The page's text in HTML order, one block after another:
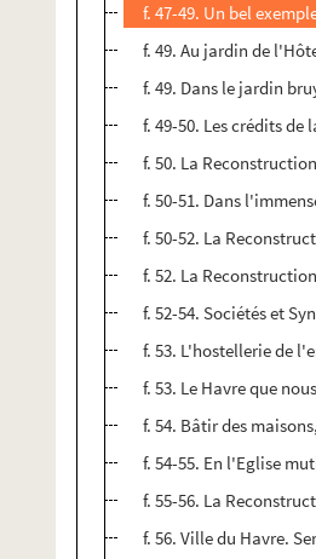
f. 47-49. Un bel
f. 49. Au jardin de
f. 49. Dans le jardin
f. 49-50. Les crédits de
f. 50. La
f. 50-51. Dans
f. 50-52. La
f. 52. La
f. 52-54. Sociétés et
f. 53. L'hostellerie de
f. 53. Le Havre que
f. 54. Bâtir des
f. 54-55. En l'Eglise
f. 55-56. La
f. 56. Ville du Havre.